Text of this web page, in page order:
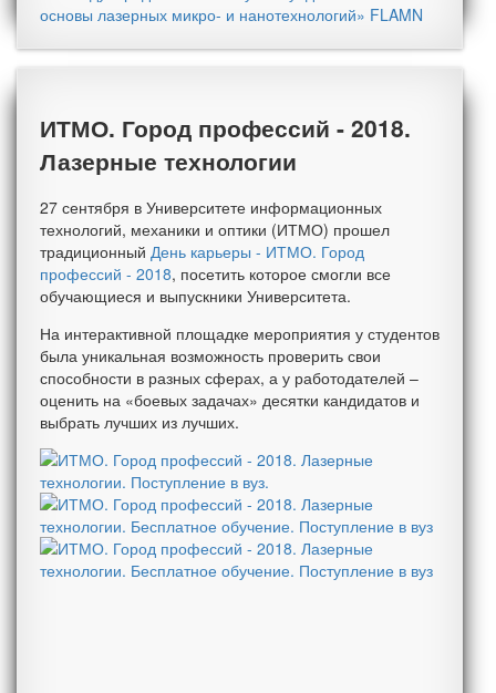
ИТМО. Город профессий - 2018.
Лазерные технологии
27 сентября в Университете информационных
технологий, механики и оптики (ИТМО) прошел
традиционный День карьеры - ИТМО. Город
профессий - 2018, посетить которое смогли все
обучающиеся и выпускники Университета.
На интерактивной площадке мероприятия у студентов
была уникальная возможность проверить свои
способности в разных сферах, а у работодателей –
оценить на «боевых задачах» десятки кандидатов и
выбрать лучших из лучших.